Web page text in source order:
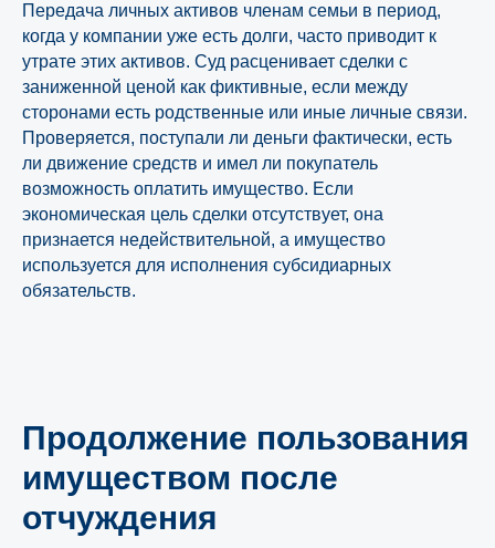
Передача личных активов членам семьи в период,
когда у компании уже есть долги, часто приводит к
утрате этих активов. Суд расценивает сделки с
заниженной ценой как фиктивные, если между
сторонами есть родственные или иные личные связи.
Проверяется, поступали ли деньги фактически, есть
ли движение средств и имел ли покупатель
возможность оплатить имущество. Если
экономическая цель сделки отсутствует, она
признается недействительной, а имущество
используется для исполнения субсидиарных
обязательств.
Продолжение пользования
имуществом после
отчуждения